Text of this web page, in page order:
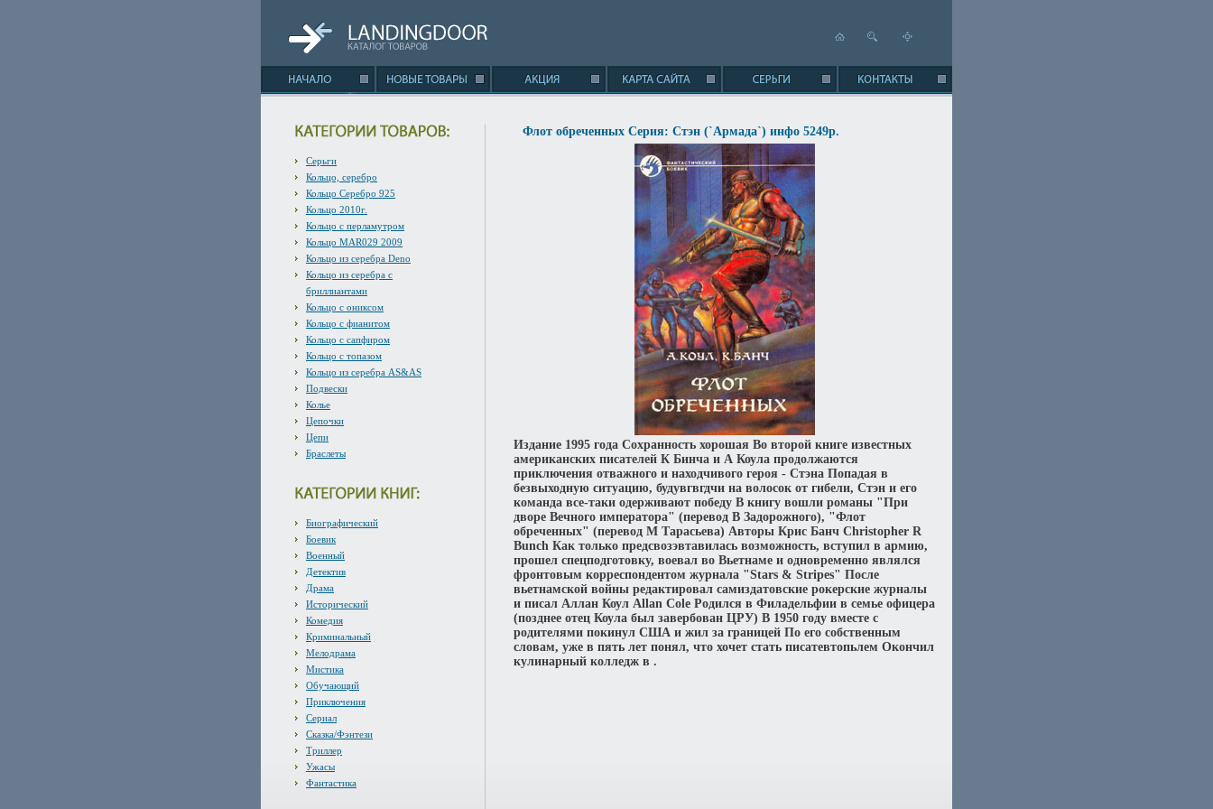
Серьги
Кольцо, серебро
Кольцо Серебро 925
Кольцо 2010г.
Кольцо с перламутром
Кольцо MAR029 2009
Кольцо из серебра Deno
Кольцо из серебра с
бриллиантами
Кольцо с ониксом
Кольцо с фианитом
Кольцо с сапфиром
Кольцо с топазом
Кольцо из серебра AS&AS
Подвески
Колье
Цепочки
Цепи
Браслеты
Биографический
Боевик
Военный
Детектив
Драма
Исторический
Комедия
Криминальный
Мелодрама
Мистика
Обучающий
Приключения
Сериал
Сказка/Фэнтези
Триллер
Ужасы
Фантастика
Флот обреченных Серия: Стэн (`Армада`) инфо 5249p.
Издание 1995 года Сохранность хорошая Во второй книге известных
американских писателей К Бинча и А Коула продолжаются
приключения отважного и находчивого героя - Стэна Попадая в
безвыходную ситуацию, будувгвгдчи на волосок от гибели, Стэн и его
команда все-таки одерживают победу В книгу вошли романы "При
дворе Вечного императора" (перевод В Задорожного), "Флот
обреченных" (перевод М Тарасьева) Авторы Крис Банч Christopher R
Bunch Как только предсвозэвтавилась возможность, вступил в армию,
прошел спецподготовку, воевал во Вьетнаме и одновременно являлся
фронтовым корреспондентом журнала "Stars & Stripes" После
вьетнамской войны редактировал самиздатовские рокерские журналы
и писал Аллан Коул Allan Cole Родился в Филадельфии в семье офицера
(позднее отец Коула был завербован ЦРУ) В 1950 году вместе с
родителями покинул США и жил за границей По его собственным
словам, уже в пять лет понял, что хочет стать писатевтопьлем Окончил
кулинарный колледж в .